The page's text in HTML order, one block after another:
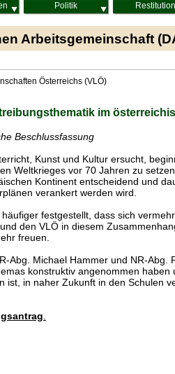
Politik Restitution
Arbeitsgemeinschaft
Österreichs (VLÖ)
im
Beschlussfassung
Kunst und Kultur ersucht,
Weltkrieges vor 70 Jahren zu
Kontinent entscheidend und
verankert werden wird.
festgestellt, dass sich
den VLÖ in diesem
freuen.
Abg. Michael Hammer und NR-
konstruktiv angenommen
ist, in naher Zukunft in den Schulen